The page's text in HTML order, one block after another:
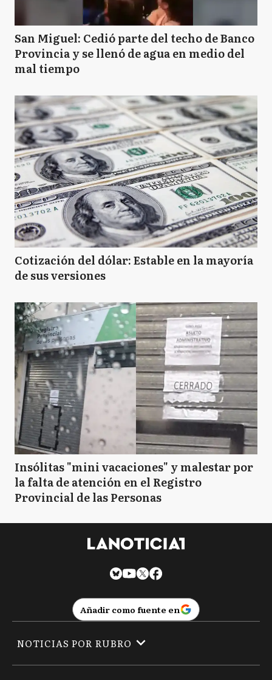
San Miguel: Cedió parte del techo de Banco
Provincia y se llenó de agua en medio del
mal tiempo
Cotización del dólar: Estable en la mayoría
de sus versiones
Insólitas "mini vacaciones" y malestar por
la falta de atención en el Registro
Provincial de las Personas
Añadir como fuente en
NOTICIAS POR RUBRO